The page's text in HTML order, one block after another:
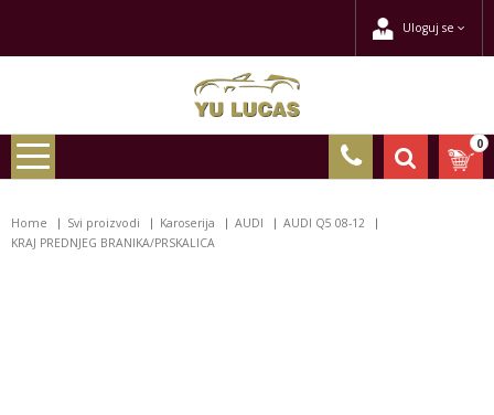
Uloguj se
0
Home Svi proizvodi Karoserija AUDI
AUDI Q5 08-12
KRAJ PREDNJEG BRANIKA/PRSKALICA